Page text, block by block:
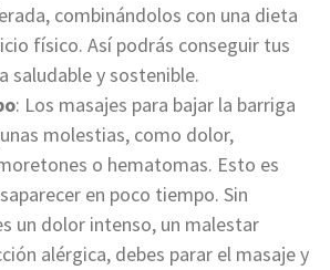
combinándolos con una dieta
físico. Así podrás conseguir tus
saludable y sostenible.
: Los masajes para bajar la barriga
molestias, como dolor,
o hematomas. Esto es
en poco tiempo. Sin
un dolor intenso, un malestar
alérgica, debes parar el masaje y